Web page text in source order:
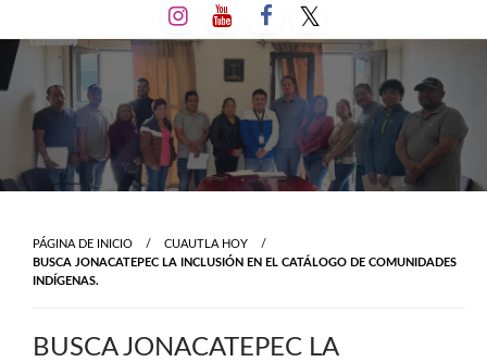
al
contenido
PÁGINA DE INICIO
CUAUTLA HOY
BUSCA JONACATEPEC LA INCLUSIÓN EN EL CATÁLOGO DE COMUNIDADES
INDÍGENAS.
BUSCA JONACATEPEC LA